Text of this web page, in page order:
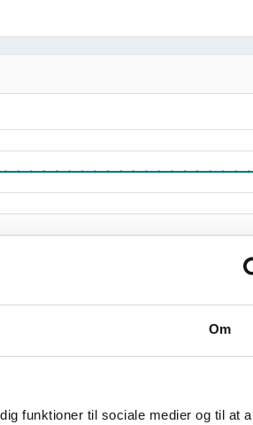
Om
funktioner til sociale medier og til at
M9M11
2017 M12017 M32017 M52017 M72017 M92017 M112018 M12018 M3